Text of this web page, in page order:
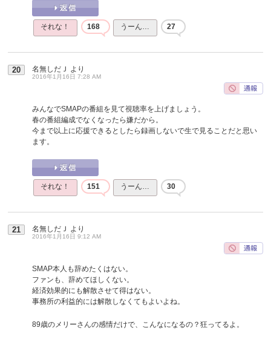
それな！ 168 うーん… 27
20 名無しだＪ より
2016年1月16日 7:28 AM
みんなでSMAPの番組を見て視聴率を上げましょう。
春の番組編成でなくなったら嫌だから。
今まで以上に応援できるとしたら録画しないで生で見ることだと思い
ます。
それな！ 151 うーん… 30
21 名無しだＪ より
2016年1月16日 9:12 AM
SMAP本人も辞めたくはない。
ファンも、辞めてほしくない。
経済効果的にも解散させて得はない。
事務所の利益的には解散しなくてもよいよね。
89歳のメリーさんの感情だけで、こんなになるの？狂ってるよ。